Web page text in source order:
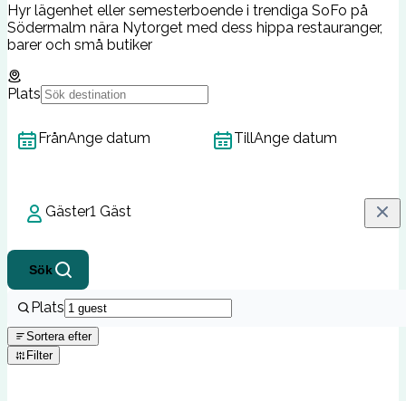
Hyr lägenhet eller semesterboende i trendiga SoFo på
Södermalm nära Nytorget med dess hippa restauranger,
barer och små butiker
Plats
FrånAnge datum TillAnge datum
Gäster1 Gäst
Sök
Plats
Sortera efter
Filter